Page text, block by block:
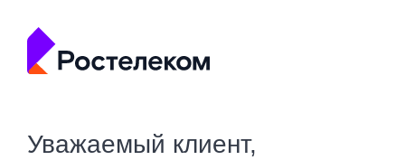
Уважаемый клиент,